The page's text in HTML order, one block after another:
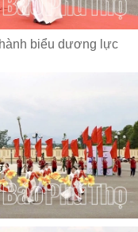
biểu dương lực